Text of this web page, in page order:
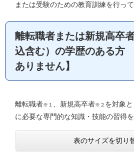
または受験のための教育訓練を行って
離転職者または新規高卒
込含む）の学歴のある方
ありません】
離転職者※１ 、新規高卒者※２ を対象
に必要な専門的な知識・技能の習得
表のサイズを切り